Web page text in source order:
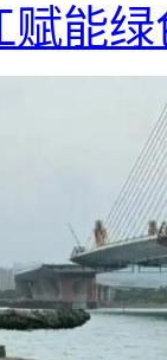
能